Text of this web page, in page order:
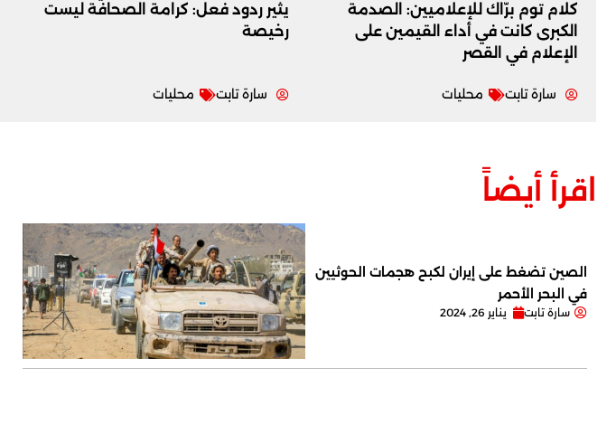
كلام توم برّاك للإعلاميين: الصدمة
الكبرى كانت في أداء القيمين على
‏الإعلام في القصر
سارة تابت محليات
يثير ردود فعل: كرامة الصحافة ليست
رخيصة
سارة تابت محليات
اقرأ أيضاً
الصين تضغط على إيران لكبح هجمات الحوثيين
في البحر الأحمر
سارة تابت يناير 26, 2024